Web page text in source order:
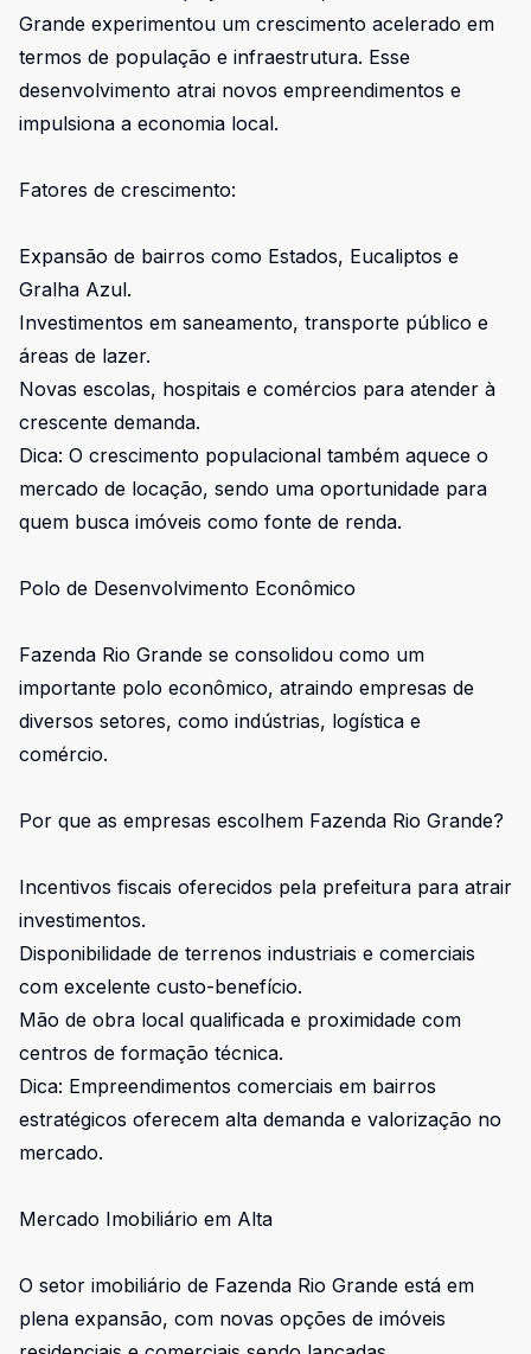
Grande experimentou um crescimento acelerado em
termos de população e infraestrutura. Esse
desenvolvimento atrai novos empreendimentos e
impulsiona a economia local.
Fatores de crescimento:
Expansão de bairros como Estados, Eucaliptos e
Gralha Azul.
Investimentos em saneamento, transporte público e
áreas de lazer.
Novas escolas, hospitais e comércios para atender à
crescente demanda.
Dica: O crescimento populacional também aquece o
mercado de locação, sendo uma oportunidade para
quem busca imóveis como fonte de renda.
Polo de Desenvolvimento Econômico
Fazenda Rio Grande se consolidou como um
importante polo econômico, atraindo empresas de
diversos setores, como indústrias, logística e
comércio.
Por que as empresas escolhem Fazenda Rio Grande?
Incentivos fiscais oferecidos pela prefeitura para atrair
investimentos.
Disponibilidade de terrenos industriais e comerciais
com excelente custo-benefício.
Mão de obra local qualificada e proximidade com
centros de formação técnica.
Dica: Empreendimentos comerciais em bairros
estratégicos oferecem alta demanda e valorização no
mercado.
Mercado Imobiliário em Alta
O setor imobiliário de Fazenda Rio Grande está em
plena expansão, com novas opções de imóveis